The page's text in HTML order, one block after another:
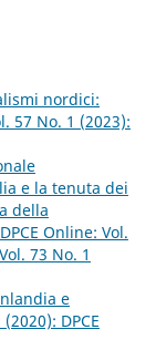
nordici:
57 No. 1 (2023):
e la tenuta dei
della
DPCE Online: Vol.
73 No. 1
e
DPCE